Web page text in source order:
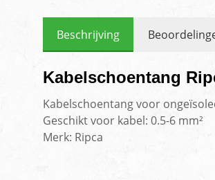
Beschrijving
Kabelschoentang
Kabelschoentang voor
Geschikt voor kabel: 0.5-6 mm²
Merk: Ripca